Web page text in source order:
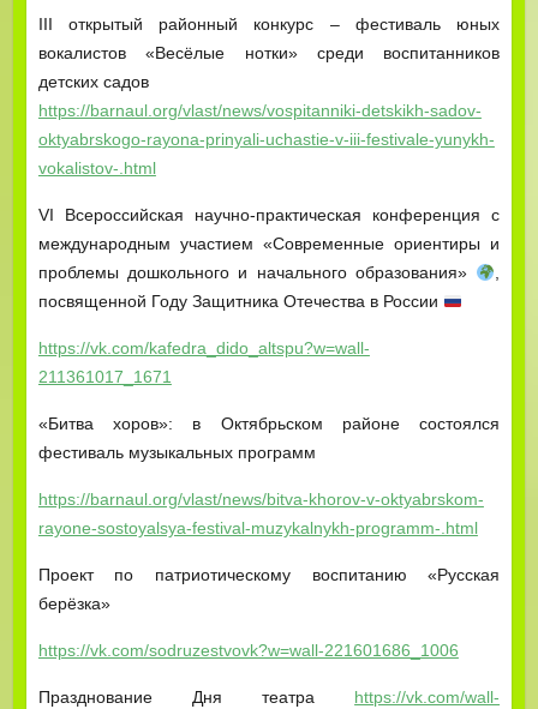
III открытый районный конкурс – фестиваль юных
вокалистов «Весёлые нотки» среди воспитанников
детских садов
https://barnaul.org/vlast/news/vospitanniki-detskikh-sadov-
oktyabrskogo-rayona-prinyali-uchastie-v-iii-festivale-yunykh-
vokalistov-.html
VI Всероссийская научно-практическая конференция c
международным участием «Современные ориентиры и
проблемы дошкольного и начального образования»
,
посвященной Году Защитника Отечества в России
https://vk.com/kafedra_dido_altspu?w=wall-
211361017_1671
«Битва хоров»: в Октябрьском районе состоялся
фестиваль музыкальных программ
https://barnaul.org/vlast/news/bitva-khorov-v-oktyabrskom-
rayone-sostoyalsya-festival-muzykalnykh-programm-.html
Проект по патриотическому воспитанию «Русская
берёзка»
https://vk.com/sodruzestvovk?w=wall-221601686_1006
Празднование Дня театра https://vk.com/wall-